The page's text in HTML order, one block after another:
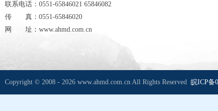
联系电话：0551-65846021 65846082
传 真：0551-65846020
网 址：www.ahmd.com.cn
Copyright © 2008 - 2026 www.ahmd.com.cn All Rights Reserved 皖ICP备